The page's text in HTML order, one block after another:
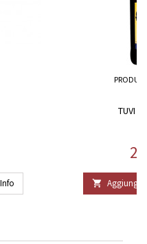
Info
TUVI
 Aggiungi